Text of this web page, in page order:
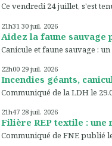
Ce vendredi 24 juillet, s'est
21h31 30 juil. 2026
Aidez la faune sauvage
Canicule et faune sauvage :
22h00 29 juil. 2026
Incendies géants,
Communiqué de la LDH le
21h47 28 juil. 2026
Filière REP textile : une
Communiqué de FNE publié